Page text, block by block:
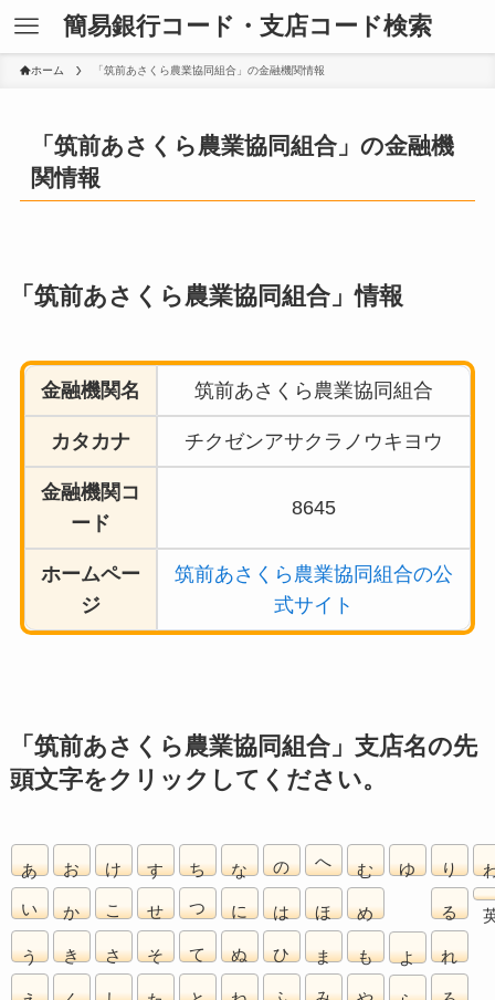
簡易銀行コード・支店コード検索
ホーム 「筑前あさくら農業協同組合」の金融機関情報
「筑前あさくら農業協同組合」の金融機
関情報
「筑前あさくら農業協同組合」情報
金融機関名 筑前あさくら農業協同組合
カタカナ チクゼンアサクラノウキヨウ
金融機関コ
ード
8645
ホームペー
ジ
筑前あさくら農業協同組合の公
式サイト
「筑前あさくら農業協同組合」支店名の先
頭文字をクリックしてください。
あ
い
う
え
お
か
き
く
け
こ
さ
し
す
せ
そ
た
ち
つ
て
と
な
に
ぬ
ね
の
は
ひ
ふ
へ
ほ
ま
み
む
め
も
や
ゆ
よ
ら
り
る
れ
ろ